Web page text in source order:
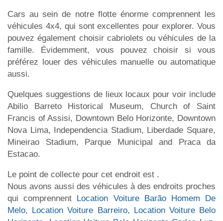
Cars au sein de notre flotte énorme comprennent les
véhicules 4x4, qui sont excellentes pour explorer. Vous
pouvez également choisir cabriolets ou véhicules de la
famille. Évidemment, vous pouvez choisir si vous
préférez louer des véhicules manuelle ou automatique
aussi.
Quelques suggestions de lieux locaux pour voir include
Abilio Barreto Historical Museum, Church of Saint
Francis of Assisi, Downtown Belo Horizonte, Downtown
Nova Lima, Independencia Stadium, Liberdade Square,
Mineirao Stadium, Parque Municipal and Praca da
Estacao.
Le point de collecte pour cet endroit est .
Nous avons aussi des véhicules à des endroits proches
qui comprennent Location Voiture Barão Homem De
Melo, Location Voiture Barreiro, Location Voiture Belo